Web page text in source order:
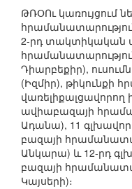
ԹՌՕՈւ կառույցում
2-րդ տակտիկական
Դիարբեքիր),
(Իզմիր), թիկունքի
վառելիքալցավորող
ավիաբազայի
Ադանա), 11
բազայի
Անկարա) և 12-րդ
բազայի
Կայսերի)։